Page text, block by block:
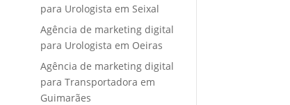
para Urologista em Seixal
Agência de marketing digital
para Urologista em Oeiras
Agência de marketing digital
para Transportadora em
Guimarães